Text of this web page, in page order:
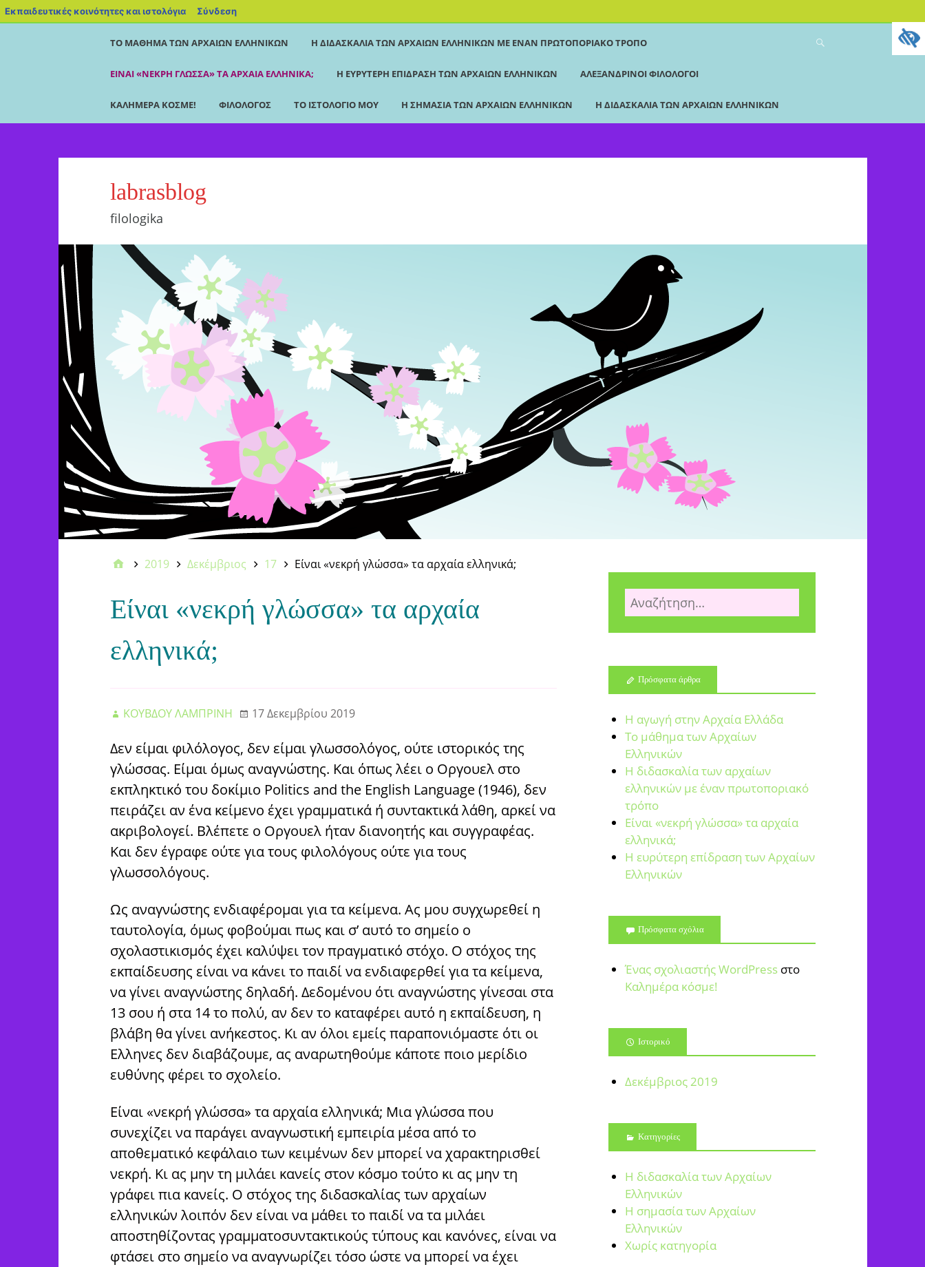
ΤΟ ΜΆΘΗΜΑ ΤΩΝ ΑΡΧΑΊΩΝ ΕΛΛΗΝΙΚΏΝ Η ΔΙΔΑΣΚΑΛΊΑ ΤΩΝ ΑΡΧΑΊΩΝ ΕΛΛΗΝΙΚΏΝ ΜΕ ΈΝΑΝ ΠΡΩΤΟΠΟΡΙΑΚΌ ΤΡΌΠΟ
ΕΊΝΑΙ «ΝΕΚΡΉ ΓΛΏΣΣΑ» ΤΑ ΑΡΧΑΊΑ ΕΛΛΗΝΙΚΆ; Η ΕΥΡΎΤΕΡΗ ΕΠΊΔΡΑΣΗ ΤΩΝ ΑΡΧΑΊΩΝ ΕΛΛΗΝΙΚΏΝ ΑΛΕΞΑΝΔΡΙΝΟΙ ΦΙΛΟΛΟΓΟΙ
ΚΑΛΗΜΈΡΑ ΚΌΣΜΕ! ΦΙΛΌΛΟΓΟΣ ΤΟ ΙΣΤΟΛΌΓΙΌ ΜΟΥ Η ΣΗΜΑΣΊΑ ΤΩΝ ΑΡΧΑΊΩΝ ΕΛΛΗΝΙΚΏΝ Η ΔΙΔΑΣΚΑΛΊΑ ΤΩΝ ΑΡΧΑΊΩΝ ΕΛΛΗΝΙΚΏΝ
labrasblog
filologika
2019 Δεκέμβριος 17 Είναι «νεκρή γλώσσα» τα αρχαία ελληνικά;
Είναι «νεκρή γλώσσα» τα αρχαία
ελληνικά;
ΚΟΥΒΔΟΥ ΛΑΜΠΡΙΝΗ 17 Δεκεμβρίου 2019
Δεν είμαι φιλόλογος, δεν είμαι γλωσσολόγος, ούτε ιστορικός της
γλώσσας. Είμαι όμως αναγνώστης. Και όπως λέει ο Οργουελ στο
εκπληκτικό του δοκίμιο Politics and the English Language (1946), δεν
πειράζει αν ένα κείμενο έχει γραμματικά ή συντακτικά λάθη, αρκεί να
ακριβολογεί. Βλέπετε ο Οργουελ ήταν διανοητής και συγγραφέας.
Και δεν έγραφε ούτε για τους φιλολόγους ούτε για τους
γλωσσολόγους.
Ως αναγνώστης ενδιαφέρομαι για τα κείμενα. Ας μου συγχωρεθεί η
ταυτολογία, όμως φοβούμαι πως και σ’ αυτό το σημείο ο
σχολαστικισμός έχει καλύψει τον πραγματικό στόχο. Ο στόχος της
εκπαίδευσης είναι να κάνει το παιδί να ενδιαφερθεί για τα κείμενα,
να γίνει αναγνώστης δηλαδή. Δεδομένου ότι αναγνώστης γίνεσαι στα
13 σου ή στα 14 το πολύ, αν δεν το καταφέρει αυτό η εκπαίδευση, η
βλάβη θα γίνει ανήκεστος. Κι αν όλοι εμείς παραπονιόμαστε ότι οι
Ελληνες δεν διαβάζουμε, ας αναρωτηθούμε κάποτε ποιο μερίδιο
ευθύνης φέρει το σχολείο.
Είναι «νεκρή γλώσσα» τα αρχαία ελληνικά; Μια γλώσσα που
συνεχίζει να παράγει αναγνωστική εμπειρία μέσα από το
αποθεματικό κεφάλαιο των κειμένων δεν μπορεί να χαρακτηρισθεί
νεκρή. Κι ας μην τη μιλάει κανείς στον κόσμο τούτο κι ας μην τη
γράφει πια κανείς. Ο στόχος της διδασκαλίας των αρχαίων
ελληνικών λοιπόν δεν είναι να μάθει το παιδί να τα μιλάει
αποστηθίζοντας γραμματοσυντακτικούς τύπους και κανόνες, είναι να
φτάσει στο σημείο να αναγνωρίζει τόσο ώστε να μπορεί να έχει
Πρόσφατα άρθρα
Η αγωγή στην Αρχαία Ελλάδα
Το μάθημα των Αρχαίων
Ελληνικών
Η διδασκαλία των αρχαίων
ελληνικών με έναν πρωτοποριακό
τρόπο
Είναι «νεκρή γλώσσα» τα αρχαία
ελληνικά;
Η ευρύτερη επίδραση των Αρχαίων
Ελληνικών
Πρόσφατα σχόλια
Ένας σχολιαστής WordPress στο
Καλημέρα κόσμε!
Ιστορικό
Δεκέμβριος 2019
Kατηγορίες
Η διδασκαλία των Αρχαίων
Ελληνικών
Η σημασία των Αρχαίων
Ελληνικών
Χωρίς κατηγορία
Εκπαιδευτικές κοινότητες και ιστολόγια Σύνδεση